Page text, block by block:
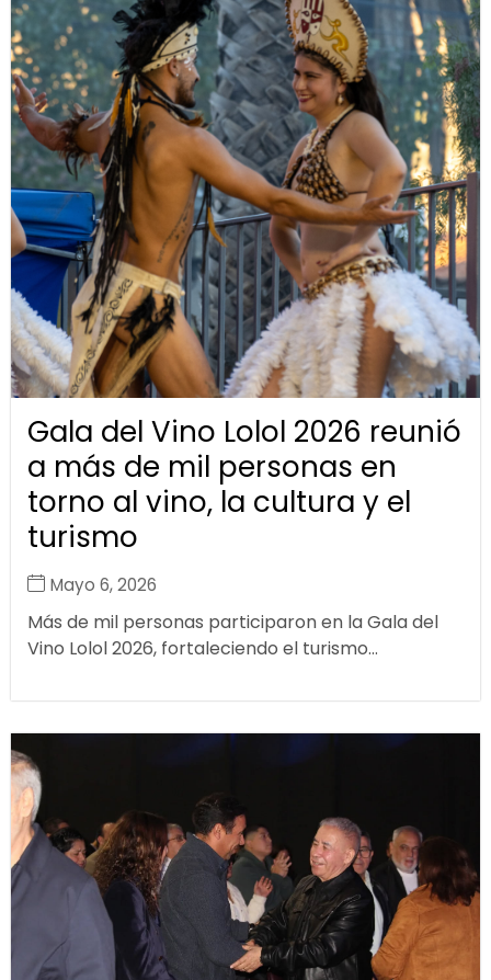
Gala del Vino Lolol 2026 reunió
a más de mil personas en
torno al vino, la cultura y el
turismo
Mayo 6, 2026
Más de mil personas participaron en la Gala del
Vino Lolol 2026, fortaleciendo el turismo...